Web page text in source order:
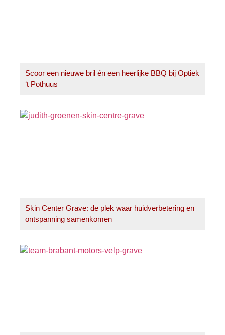
Scoor een nieuwe bril én een heerlijke BBQ bij Optiek
‘t Pothuus
Skin Center Grave: de plek waar huidverbetering en
ontspanning samenkomen